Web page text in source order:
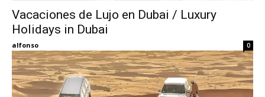
Vacaciones de Lujo en Dubai / Luxury
Holidays in Dubai
alfonso 0